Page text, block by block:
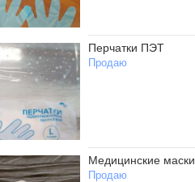
Перчатки ПЭТ
Продаю
Медицинские маски
Продаю